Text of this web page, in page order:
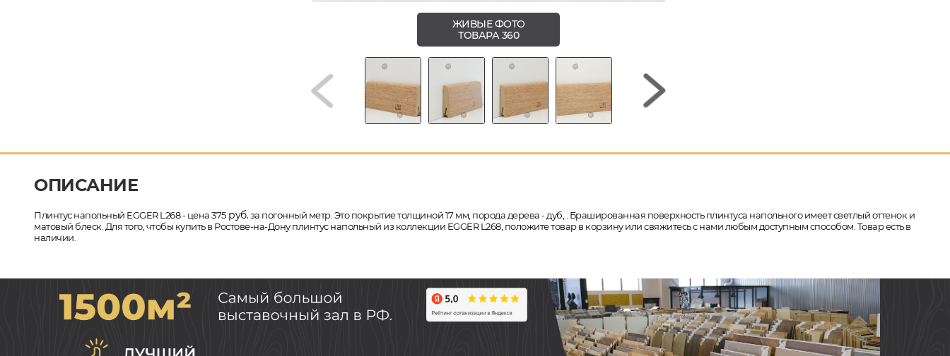
ЖИВЫЕ ФОТО
ТОВАРА 360
ОПИСАНИЕ
Плинтус напольный EGGER L268 - цена 375руб.за погонный метр. Это покрытие толщиной 17 мм, порода дерева - дуб, . Брашированная поверхность плинтуса напольного имеет светлый оттенок и
матовый блеск. Для того, чтобы купить в Ростове-на-Дону плинтус напольный из коллекции EGGER L268, положите товар в корзину или свяжитесь с нами любым доступным способом. Товар есть в
наличии.